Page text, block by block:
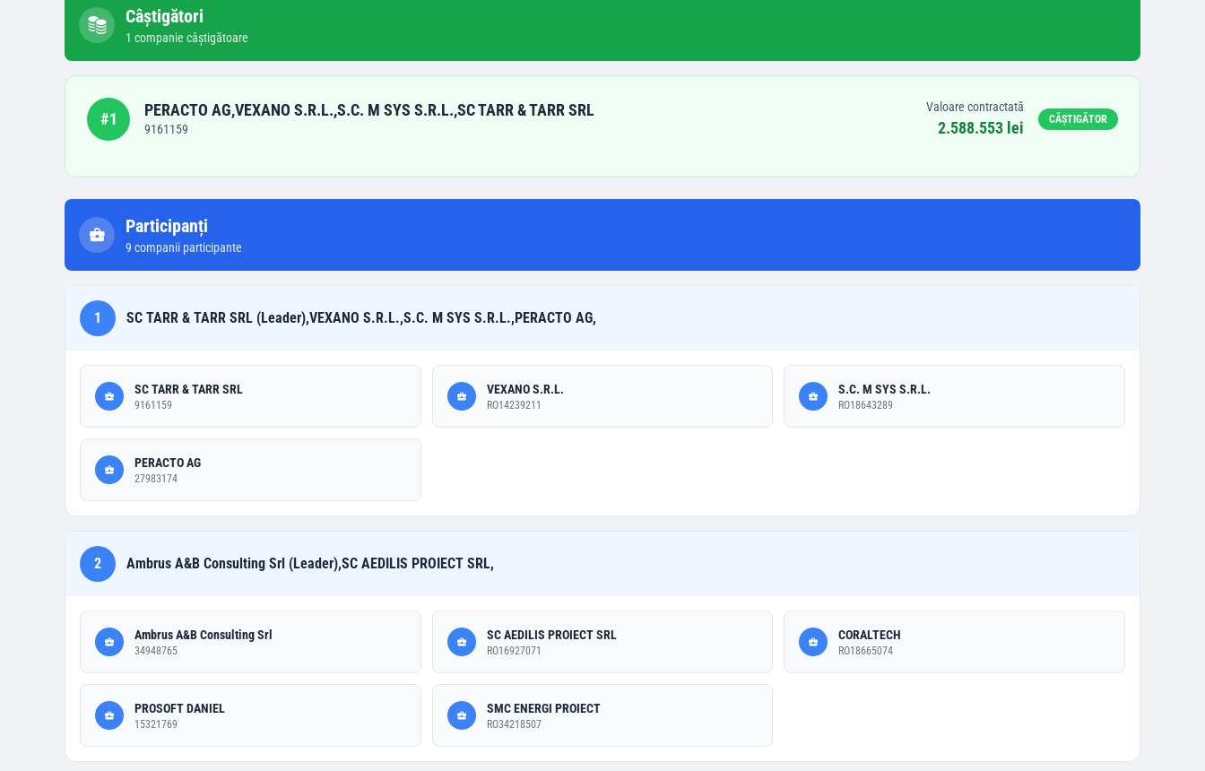
Câștigători
1 companie câștigătoare
#1 PERACTO AG,VEXANO S.R.L.,S.C. M SYS S.R.L.,SC TARR & TARR SRL
9161159
Valoare contractată
2.588.553 lei CÂȘTIGĂTOR
Participanți
9 companii participante
1 SC TARR & TARR SRL (Leader),VEXANO S.R.L.,S.C. M SYS S.R.L.,PERACTO AG,
SC TARR & TARR SRL
9161159
VEXANO S.R.L.
RO14239211
S.C. M SYS S.R.L.
RO18643289
PERACTO AG
27983174
2 Ambrus A&B Consulting Srl (Leader),SC AEDILIS PROIECT SRL,
Ambrus A&B Consulting Srl
34948765
SC AEDILIS PROIECT SRL
RO16927071
CORALTECH
RO18665074
PROSOFT DANIEL
15321769
SMC ENERGI PROIECT
RO34218507